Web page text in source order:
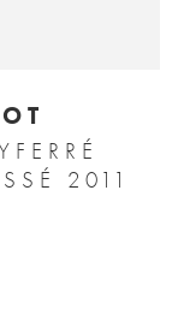
2ÈME GRAND CRU CLASSÉ 2011